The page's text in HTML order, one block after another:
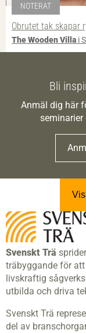
NOTERAT
Obrutet tak skapar
The Wooden Villa i
Bli
Anmäl dig här
seminarier
Svenskt Trä
träbyggande för
livskraftig
utbilda och driva
Svenskt Trä
del av